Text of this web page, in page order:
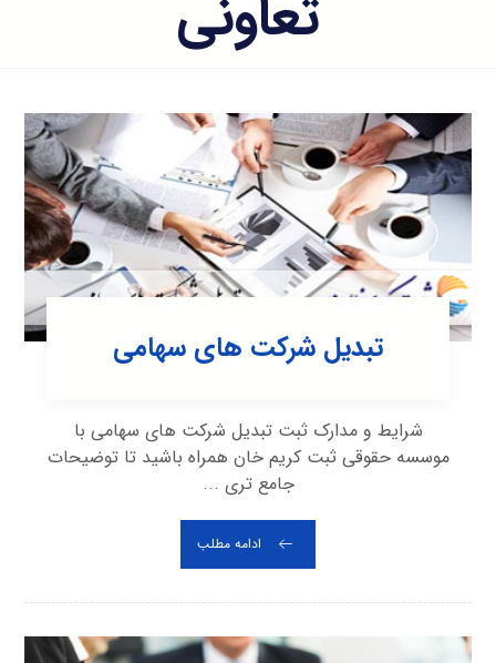
تعاونی
تبدیل شرکت های سهامی
شرایط و مدارک ثبت تبدیل شرکت های سهامی با
موسسه حقوقی ثبت کریم خان همراه باشید تا توضیحات
جامع تری ...
ادامه مطلب